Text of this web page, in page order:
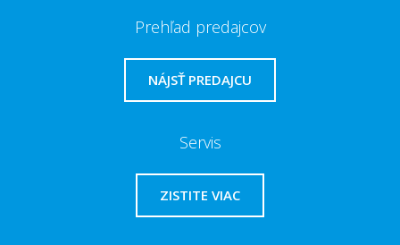
Prehľad predajcov
NÁJSŤ PREDAJCU
Servis
ZISTITE VIAC